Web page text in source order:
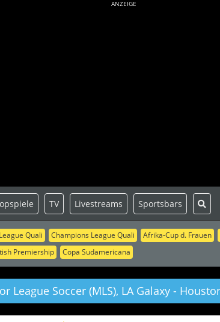
ANZEIGE
Quali Champions League Quali Afrika-Cup d. Frauen
Premiership Copa Sudamericana
TV Livestreams Sportsbars
League Soccer (MLS), LA Galaxy -